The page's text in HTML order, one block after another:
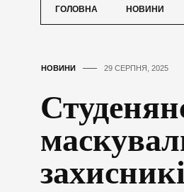
ГОЛОВНА НОВИНИ
НОВИНИ 29 СЕРПНЯ, 2025